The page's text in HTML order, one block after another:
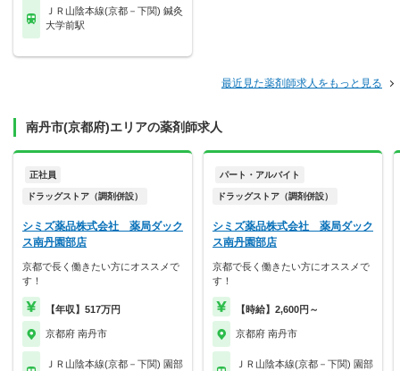
ＪＲ山陰本線(京都－下関) 鍼灸
大学前駅
最近見た薬剤師求人をもっと見る
南丹市(京都府)エリアの薬剤師求人
正社員
ドラッグストア（調剤併設）
シミズ薬品株式会社 薬局ダック
ス南丹園部店
京都で長く働きたい方にオススメで
す！
【年収】517万円
京都府 南丹市
ＪＲ山陰本線(京都－下関) 園部
パート・アルバイト
ドラッグストア（調剤併設）
シミズ薬品株式会社 薬局ダック
ス南丹園部店
京都で長く働きたい方にオススメで
す！
【時給】2,600円～
京都府 南丹市
ＪＲ山陰本線(京都－下関) 園部